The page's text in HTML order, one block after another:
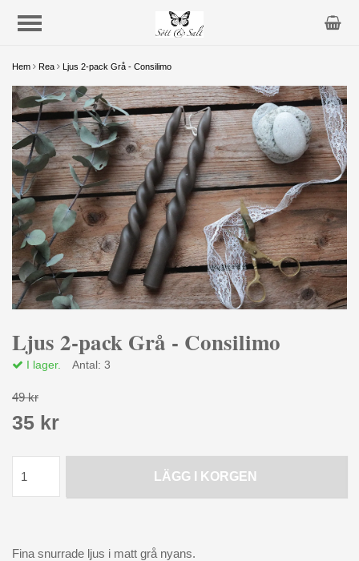
Hem Rea Ljus 2-pack Grå - Consilimo
Ljus 2-pack Grå - Consilimo
I lager. Antal: 3
49 kr
35 kr
LÄGG I KORGEN
Fina snurrade ljus i matt grå nyans.